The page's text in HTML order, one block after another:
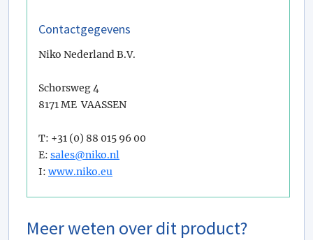
Contactgegevens
Niko Nederland B.V.
Schorsweg 4
8171 ME VAASSEN
T: +31 (0) 88 015 96 00
E: sales@niko.nl
I: www.niko.eu
Meer weten over dit product?